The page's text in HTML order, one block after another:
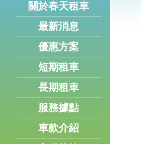
關於春天租車
最新消息
優惠方案
短期租車
長期租車
服務據點
車款介紹